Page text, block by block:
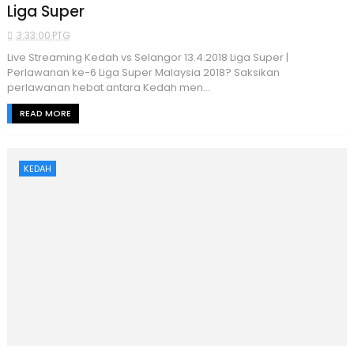
Liga Super
3:33:00 PTG
Live Streaming Kedah vs Selangor 13.4.2018 Liga Super |
Perlawanan ke-6 Liga Super Malaysia 2018? Saksikan
perlawanan hebat antara Kedah men...
READ MORE
KEDAH